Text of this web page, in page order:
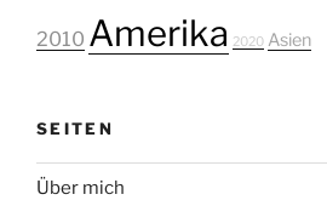
2010 Amerika 2020 Asien
SEITEN
Über mich